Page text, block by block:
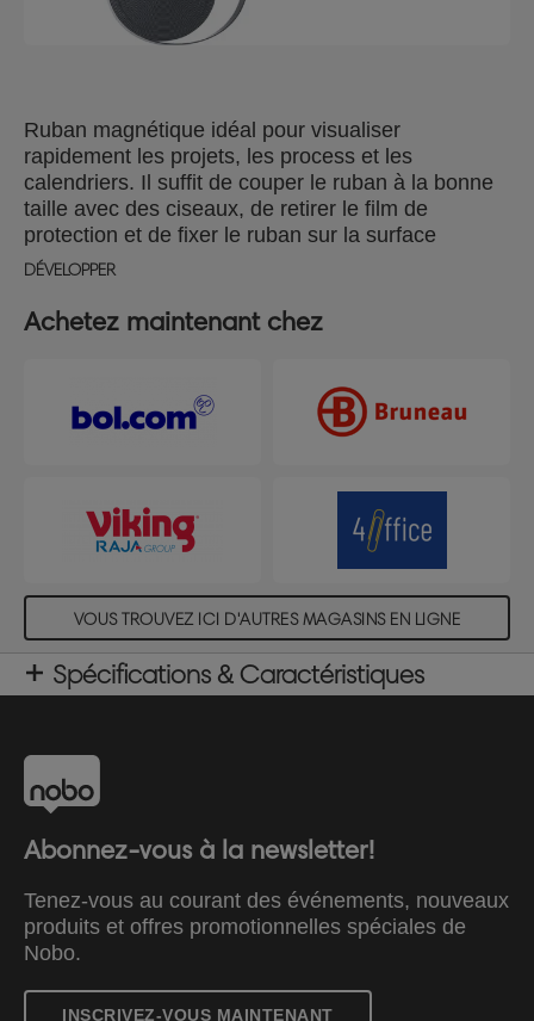
Ruban magnétique idéal pour visualiser
rapidement les projets, les process et les
calendriers. Il suffit de couper le ruban à la bonne
taille avec des ciseaux, de retirer le film de
protection et de fixer le ruban sur la surface
souhaité pour créer une bande magnétique.
DÉVELOPPER
Achetez maintenant chez
VOUS TROUVEZ ICI D'AUTRES MAGASINS EN LIGNE
Spécifications & Caractéristiques
Abonnez-vous à la newsletter!
Tenez-vous au courant des événements, nouveaux
produits et offres promotionnelles spéciales de
Nobo.
INSCRIVEZ-VOUS MAINTENANT